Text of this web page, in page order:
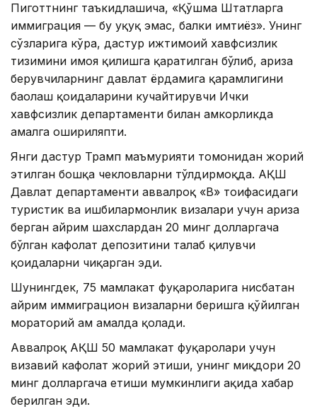
Пиготтнинг таъкидлашича, «Қўшма Штатларга
иммиграция — бу ҳуқуқ эмас, балки имтиёз». Унинг
сўзларига кўра, дастур ижтимоий хавфсизлик
тизимини ҳимоя қилишга қаратилган бўлиб, ариза
берувчиларнинг давлат ёрдамига қарамлигини
баҳолаш қоидаларини кучайтирувчи Ички
хавфсизлик департаменти билан ҳамкорликда
амалга ошириляпти.
Янги дастур Трамп маъмурияти томонидан жорий
этилган бошқа чекловларни тўлдирмоқда. АҚШ
Давлат департаменти аввалроқ «B» тоифасидаги
туристик ва ишбилармонлик визалари учун ариза
берган айрим шахслардан 20 минг долларгача
бўлган кафолат депозитини талаб қилувчи
қоидаларни чиқарган эди.
Шунингдек, 75 мамлакат фуқароларига нисбатан
айрим иммиграцион визаларни беришга қўйилган
мораторий ҳам амалда қолади.
Аввалроқ АҚШ 50 мамлакат фуқаролари учун
визавий кафолат жорий этиши, унинг миқдори 20
минг долларгача етиши мумкинлиги ҳақида хабар
берилган эди.